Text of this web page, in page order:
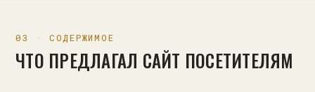
03 · СОДЕРЖИМОЕ
ЧТО ПРЕДЛАГАЛ САЙТ ПОСЕТИТЕЛЯМ